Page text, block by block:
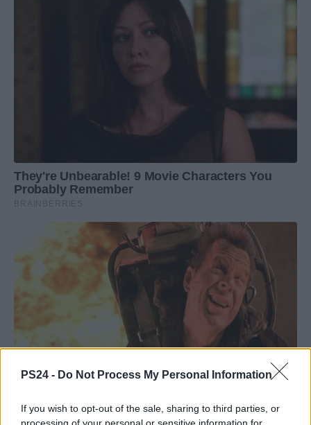
PS24 - Do Not Process My Personal Information
If you wish to opt-out of the sale, sharing to third parties, or
processing of your personal or sensitive information for